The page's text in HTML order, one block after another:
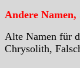
Andere Namen,
Alte Namen für
Chrysolith,